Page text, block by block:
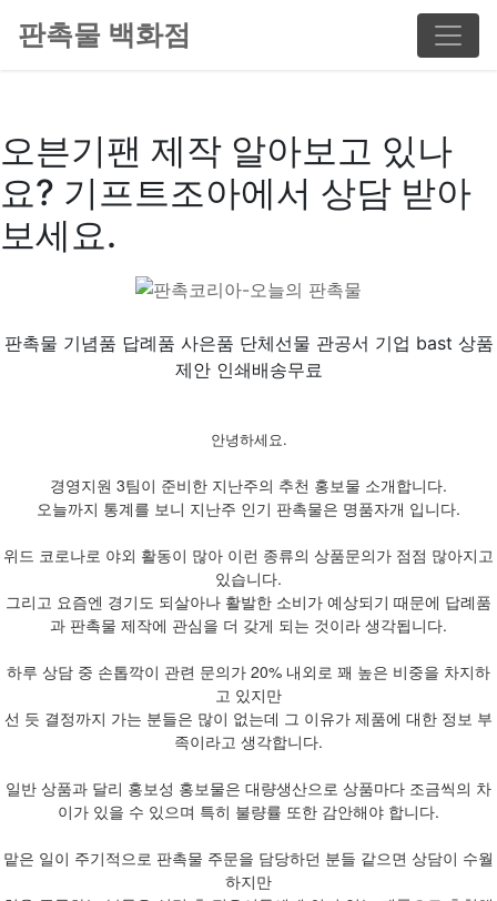
판촉물 백화점
오븐기팬 제작 알아보고 있나
요? 기프트조아에서 상담 받아
보세요.
판촉물 기념품 답례품 사은품 단체선물 관공서 기업 bast 상품
제안 인쇄배송무료
안녕하세요.
경영지원 3팀이 준비한 지난주의 추천 홍보물 소개합니다.
오늘까지 통계를 보니 지난주 인기 판촉물은 명품자개 입니다.
위드 코로나로 야외 활동이 많아 이런 종류의 상품문의가 점점 많아지고
있습니다.
그리고 요즘엔 경기도 되살아나 활발한 소비가 예상되기 때문에 답례품
과 판촉물 제작에 관심을 더 갖게 되는 것이라 생각됩니다.
하루 상담 중 손톱깍이 관련 문의가 20% 내외로 꽤 높은 비중을 차지하
고 있지만
선 듯 결정까지 가는 분들은 많이 없는데 그 이유가 제품에 대한 정보 부
족이라고 생각합니다.
일반 상품과 달리 홍보성 홍보물은 대량생산으로 상품마다 조금씩의 차
이가 있을 수 있으며 특히 불량률 또한 감안해야 합니다.
맡은 일이 주기적으로 판촉물 주문을 담당하던 분들 같으면 상담이 수월
하지만